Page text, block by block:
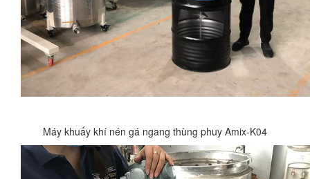
Máy khuấy khí nén gá ngang thùng phuy Amix-K04